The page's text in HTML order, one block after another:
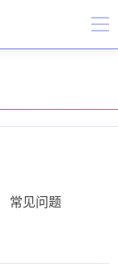
常见问题